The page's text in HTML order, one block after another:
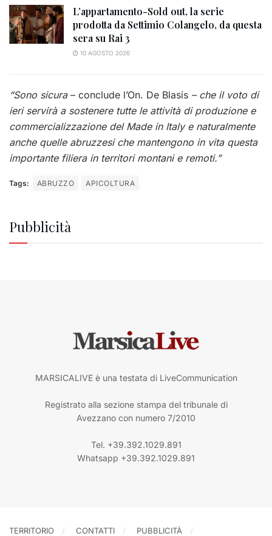
L’appartamento-Sold out, la serie
prodotta da Settimio Colangelo, da questa
sera su Rai 3
10 AGOSTO 2026
“Sono sicura – conclude l’On. De Blasis – che il voto di
ieri servirà a sostenere tutte le attività di produzione e
commercializzazione del Made in Italy e naturalmente
anche quelle abruzzesi che mantengono in vita questa
importante filiera in territori montani e remoti.”
Tags: ABRUZZO APICOLTURA
Pubblicità
MARSICALIVE è una testata di LiveCommunication
Registrato alla sezione stampa del tribunale di
Avezzano con numero 7/2010
Tel. +39.392.1029.891
Whatsapp +39.392.1029.891
TERRITORIO CONTATTI PUBBLICITÀ